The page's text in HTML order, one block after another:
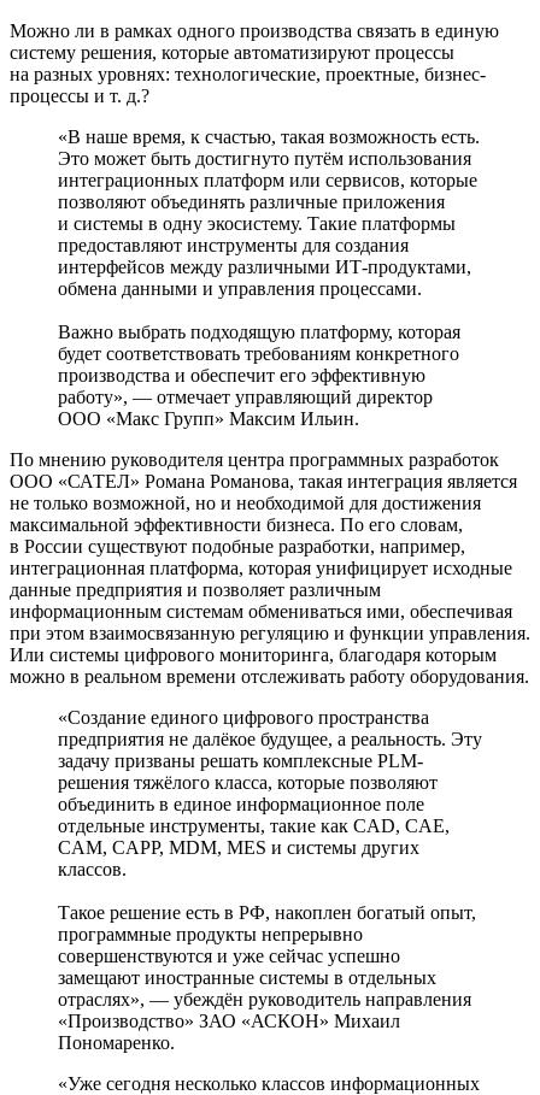
Можно ли в рамках одного производства связать в единую
систему решения, которые автоматизируют процессы
на разных уровнях: технологические, проектные, бизнес-
процессы и т. д.?
«В наше время, к счастью, такая возможность есть.
Это может быть достигнуто путём использования
интеграционных платформ или сервисов, которые
позволяют объединять различные приложения
и системы в одну экосистему. Такие платформы
предоставляют инструменты для создания
интерфейсов между различными ИТ-продуктами,
обмена данными и управления процессами.
Важно выбрать подходящую платформу, которая
будет соответствовать требованиям конкретного
производства и обеспечит его эффективную
работу», — отмечает управляющий директор
ООО «Макс Групп» Максим Ильин.
По мнению руководителя центра программных разработок
ООО «САТЕЛ» Романа Романова, такая интеграция является
не только возможной, но и необходимой для достижения
максимальной эффективности бизнеса. По его словам,
в России существуют подобные разработки, например,
интеграционная платформа, которая унифицирует исходные
данные предприятия и позволяет различным
информационным системам обмениваться ими, обеспечивая
при этом взаимосвязанную регуляцию и функции управления.
Или системы цифрового мониторинга, благодаря которым
можно в реальном времени отслеживать работу оборудования.
«Создание единого цифрового пространства
предприятия не далёкое будущее, а реальность. Эту
задачу призваны решать комплексные PLM-
решения тяжёлого класса, которые позволяют
объединить в единое информационное поле
отдельные инструменты, такие как CAD, CAE,
CAM, CAPP, MDM, MES и системы других
классов.
Такое решение есть в РФ, накоплен богатый опыт,
программные продукты непрерывно
совершенствуются и уже сейчас успешно
замещают иностранные системы в отдельных
отраслях», — убеждён руководитель направления
«Производство» ЗАО «АСКОН» Михаил
Пономаренко.
«Уже сегодня несколько классов информационных